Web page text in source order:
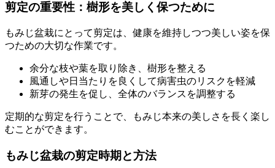
剪定の重要性：樹形を美しく保つために
もみじ盆栽にとって剪定は、健康を維持しつつ美しい姿を保
つための大切な作業です。
余分な枝や葉を取り除き、樹形を整える
風通しや日当たりを良くして病害虫のリスクを軽減
新芽の発生を促し、全体のバランスを調整する
定期的な剪定を行うことで、もみじ本来の美しさを長く楽し
むことができます。
もみじ盆栽の剪定時期と方法